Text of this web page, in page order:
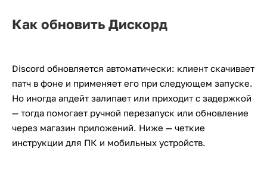
Как обновить Дискорд
Discord обновляется автоматически: клиент скачивает
патч в фоне и применяет его при следующем запуске.
Но иногда апдейт залипает или приходит с задержкой
— тогда помогает ручной перезапуск или обновление
через магазин приложений. Ниже — четкие
инструкции для ПК и мобильных устройств.